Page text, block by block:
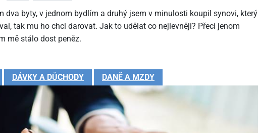
dva byty, v jednom bydlím a druhý jsem v minulosti koupil synovi, který
tak mu ho chci darovat. Jak to udělat co nejlevněji? Přeci jenom
mě stálo dost peněz.
DÁVKY A DŮCHODY DANĚ A MZDY